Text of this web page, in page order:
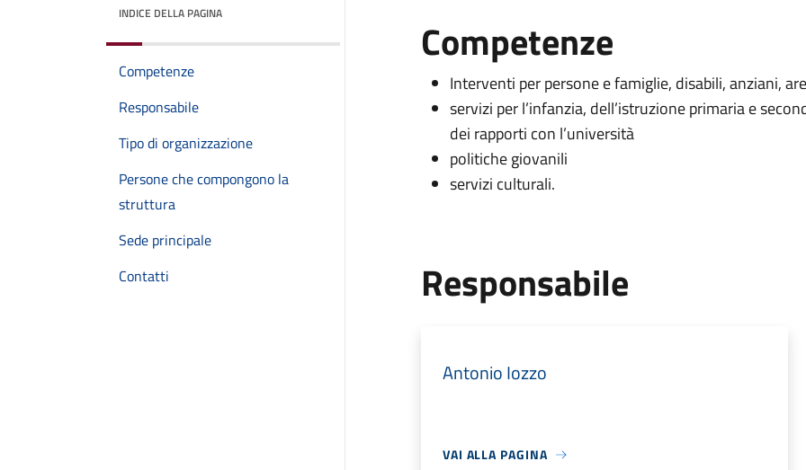
INDICE DELLA PAGINA
Competenze
Responsabile
Tipo di organizzazione
Persone che compongono la
struttura
Sede principale
Contatti
Competenze
Interventi per persone e famiglie, disabili, anziani,
servizi per l’infanzia, dell’istruzione primaria e
dei rapporti con l’università
politiche giovanili
servizi culturali.
Responsabile
Antonio Iozzo
VAI ALLA PAGINA